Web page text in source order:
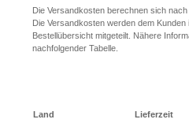
Die Versandkosten berechnen sich
Die Versandkosten werden dem
Bestellübersicht mitgeteilt. Nähere
nachfolgender Tabelle.
Land Lieferzeit